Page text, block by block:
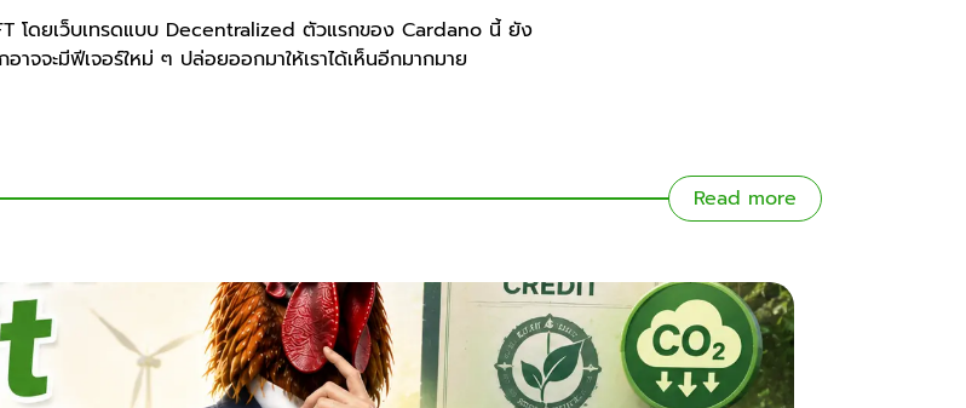
โดยเว็บเทรดแบบ Decentralized ตัวแรกของ Cardano นี้ ยัง
าจจะมีฟีเจอร์ใหม่ ๆ ปล่อยออกมาให้เราได้เห็นอีกมากมาย
Read more